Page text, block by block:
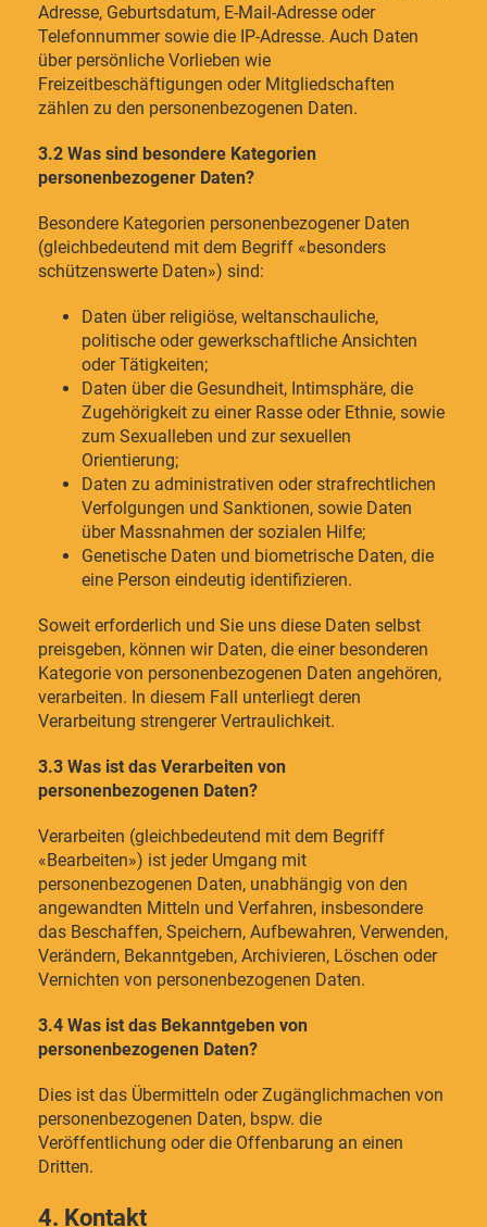
Adresse, Geburtsdatum, E-Mail-Adresse oder
Telefonnummer sowie die IP-Adresse. Auch Daten
über persönliche Vorlieben wie
Freizeitbeschäftigungen oder Mitgliedschaften
zählen zu den personenbezogenen Daten.
3.2 Was sind besondere Kategorien
personenbezogener Daten?
Besondere Kategorien personenbezogener Daten
(gleichbedeutend mit dem Begriff «besonders
schützenswerte Daten») sind:
Daten über religiöse, weltanschauliche,
politische oder gewerkschaftliche Ansichten
oder Tätigkeiten;
Daten über die Gesundheit, Intimsphäre, die
Zugehörigkeit zu einer Rasse oder Ethnie, sowie
zum Sexualleben und zur sexuellen
Orientierung;
Daten zu administrativen oder strafrechtlichen
Verfolgungen und Sanktionen, sowie Daten
über Massnahmen der sozialen Hilfe;
Genetische Daten und biometrische Daten, die
eine Person eindeutig identifizieren.
Soweit erforderlich und Sie uns diese Daten selbst
preisgeben, können wir Daten, die einer besonderen
Kategorie von personenbezogenen Daten angehören,
verarbeiten. In diesem Fall unterliegt deren
Verarbeitung strengerer Vertraulichkeit.
3.3 Was ist das Verarbeiten von
personenbezogenen Daten?
Verarbeiten (gleichbedeutend mit dem Begriff
«Bearbeiten») ist jeder Umgang mit
personenbezogenen Daten, unabhängig von den
angewandten Mitteln und Verfahren, insbesondere
das Beschaffen, Speichern, Aufbewahren, Verwenden,
Verändern, Bekanntgeben, Archivieren, Löschen oder
Vernichten von personenbezogenen Daten.
3.4 Was ist das Bekanntgeben von
personenbezogenen Daten?
Dies ist das Übermitteln oder Zugänglichmachen von
personenbezogenen Daten, bspw. die
Veröffentlichung oder die Offenbarung an einen
Dritten.
4. Kontakt